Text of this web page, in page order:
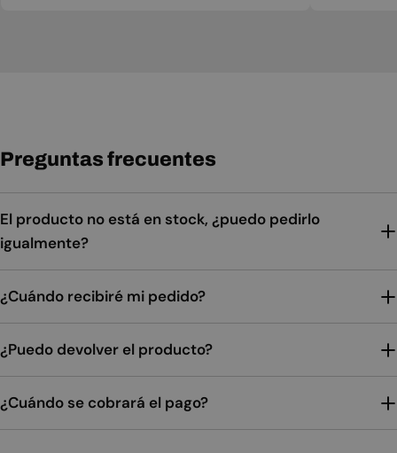
Preguntas frecuentes
El producto no está en stock, ¿puedo pedirlo
igualmente?
¿Cuándo recibiré mi pedido?
¿Puedo devolver el producto?
¿Cuándo se cobrará el pago?